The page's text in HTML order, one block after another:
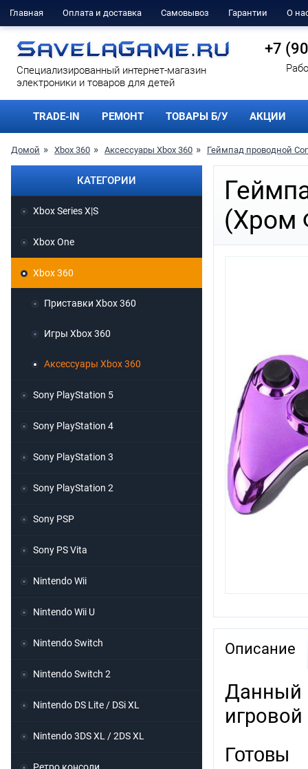
Главная Оплата и доставка Самовывоз Гарантии О
Cпециализированный интернет-магазин
электроники и товаров для детей
+7
TRADE-IN РЕМОНТ ТОВАРЫ Б/У АКЦИИ
Домой Xbox 360 Аксессуары Xbox 360 Геймпад проводной
(Хром
Описание
Данный
Готовы
КАТЕГОРИИ
Xbox Series X|S
Xbox One
Xbox 360
Приставки Xbox 360
Игры Xbox 360
Аксессуары Xbox 360
Sony PlayStation 5
Sony PlayStation 4
Sony PlayStation 3
Sony PlayStation 2
Sony PSP
Sony PS Vita
Nintendo Wii
Nintendo Wii U
Nintendo Switch
Nintendo Switch 2
Nintendo DS Lite / DSi XL
Nintendo 3DS XL / 2DS XL